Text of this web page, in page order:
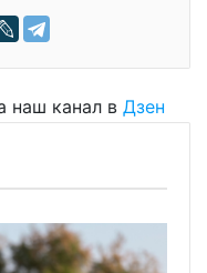
наш канал в Дзен